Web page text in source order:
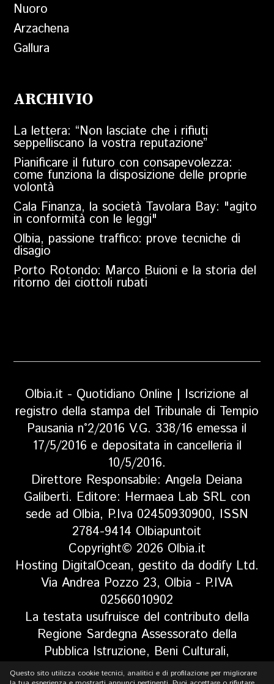
Nuoro
Arzachena
Gallura
ARCHIVIO
La lettera: “Non lasciate che i rifiuti
seppelliscano la vostra reputazione”
Pianificare il futuro con consapevolezza:
come funziona la disposizione delle proprie
volontà
Cala Finanza, la società Tavolara Bay: "agito
in conformità con le leggi"
Olbia, passione traffico: prove tecniche di
disagio
Porto Rotondo: Marco Buioni e la storia del
ritorno dei ciottoli rubati
Olbia.it - Quotidiano Online | Iscrizione al
registro della stampa del Tribunale di Tempio
Pausania n°2/2016 V.G. 338/16 emessa il
17/5/2016 e depositata in cancelleria il
10/5/2016.
Direttore Responsabile: Angela Deiana
Galiberti. Editore: Hermaea Lab SRL con
sede ad Olbia, P.Iva 02450930900, ISSN
2784-9414 Olbiapuntoit
Copyright© 2026 Olbia.it
Hosting DigitalOcean, gestito da dodify Ltd.
Via Andrea Pozzo 23, Olbia - P.IVA
02566010902
La testata usufruisce del contributo della
Regione Sardegna Assessorato della
Pubblica Istruzione, Beni Culturali,
Informazione, Spettacolo e Sport. Legge
Questo sito utilizza cookie tecnici, analitici e di profilazione per migliorare